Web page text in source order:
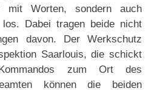
mit Worten, sondern auch
los. Dabei tragen beide nicht
davon. Der Werkschutz
Saarlouis, die schickt
zum Ort des
können die beiden